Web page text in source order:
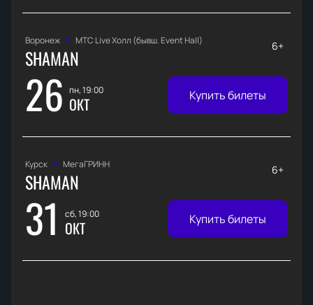
Воронеж МТС Live Холл (бывш. Event Hall)
SHAMAN
26 пн, 19:00
ОКТ
6+
Купить билеты
Курск МегаГРИНН
SHAMAN
31 сб, 19:00
ОКТ
6+
Купить билеты